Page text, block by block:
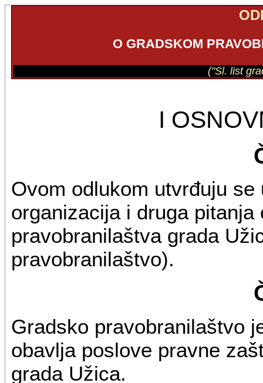
O GRADSKOM
("Sl. list
I
Ovom odlukom utvrđuju
organizacija i druga
pravobranilaštva grada
pravobranilaštvo).
Gradsko pravobranilaštvo
obavlja poslove pravne
grada Užica.